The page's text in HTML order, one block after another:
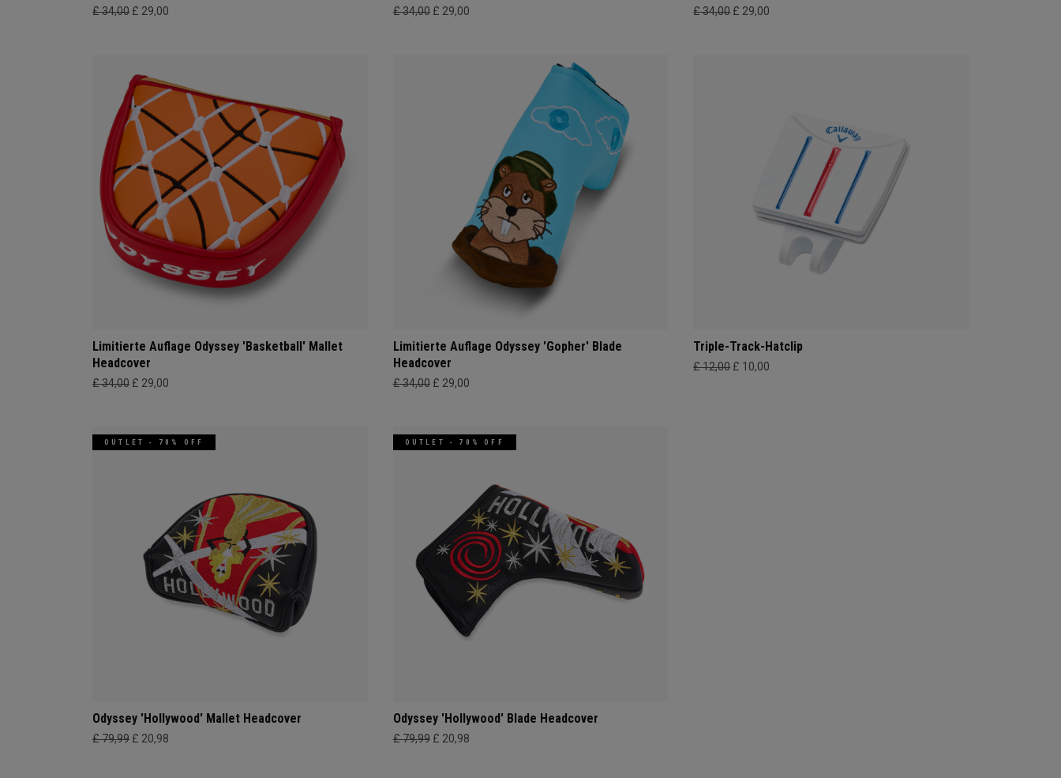
£ 34,00 £ 29,00 £ 34,00 £ 29,00 £ 34,00 £ 29,00
Limitierte Auflage Odyssey 'Basketball' Mallet
Headcover
£ 34,00 £ 29,00
Limitierte Auflage Odyssey 'Gopher' Blade
Headcover
£ 34,00 £ 29,00
Triple-Track-Hatclip
£ 12,00 £ 10,00
OUTLET - 70% OFF
Odyssey 'Hollywood' Mallet Headcover
£ 79,99 £ 20,98
OUTLET - 70% OFF
Odyssey 'Hollywood' Blade Headcover
£ 79,99 £ 20,98